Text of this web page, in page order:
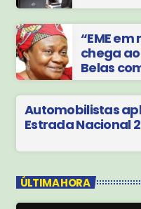
“EME
chega
Belas
Liana
Automobilistas
Estrada Nacional
ÚLTIMA HORA